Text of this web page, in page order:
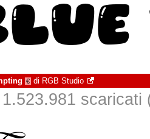
€ di RGB Studio
1.523.981 scaricati